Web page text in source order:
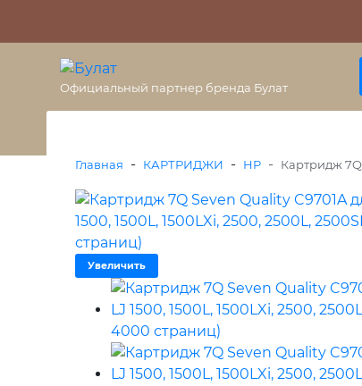
+7 (495) 477-56-25
Официальный партнер бренда Булат
Главная - КАРТРИДЖИ - HP - Картридж 7Q
Увеличить